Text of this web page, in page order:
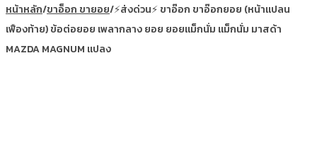
หน้าหลัก/ขาอ็อก ขายอย/⚡ส่งด่วน⚡ ขาอ๊อก ขาอ๊อกยอย (หน้าแปลน
เฟืองท้าย) ข้อต่อยอย เพลากลาง ยอย ยอยแม็กนั่ม แม็กนั่ม มาสด้า
MAZDA MAGNUM แปลง